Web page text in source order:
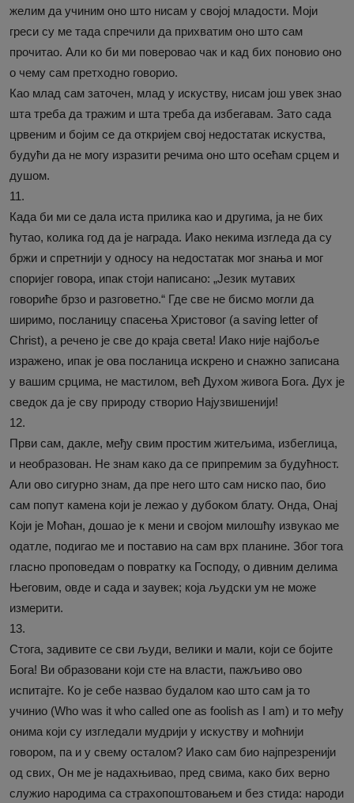
желим да учиним оно што нисам у својој младости. Моји
греси су ме тада спречили да прихватим оно што сам
прочитао. Али ко би ми поверовао чак и кад бих поновио оно
о чему сам претходно говорио.
Као млад сам заточен, млад у искуству, нисам још увек знао
шта треба да тражим и шта треба да избегавам. Зато сада
црвеним и бојим се да откријем свој недостатак искуства,
будући да не могу изразити речима оно што осећам срцем и
душом.
11.
Када би ми се дала иста прилика као и другима, ја не бих
ћутао, колика год да је награда. Иако некима изгледа да су
бржи и спретнији у односу на недостатак мог знања и мог
споријег говора, ипак стоји написано: „Језик мутавих
говориће брзо и разговетно.“ Где све не бисмо могли да
ширимо, посланицу спасења Христовог (a saving letter of
Christ), а речено је све до краја света! Иако није најбоље
изражено, ипак је ова посланица искрено и снажно записана
у вашим срцима, не мастилом, већ Духом живога Бога. Дух је
сведок да је сву природу створио Најузвишенији!
12.
Први сам, дакле, међу свим простим житељима, избеглица,
и необразован. Не знам како да се припремим за будућност.
Али ово сигурно знам, да пре него што сам ниско пао, био
сам попут камена који је лежао у дубоком блату. Онда, Онај
Који је Моћан, дошао је к мени и својом милошћу извукао ме
одатле, подигао ме и поставио на сам врх планине. Због тога
гласно проповедам о повратку ка Господу, о дивним делима
Његовим, овде и сада и заувек; која људски ум не може
измерити.
13.
Стога, задивите се сви људи, велики и мали, који се бојите
Бога! Ви образовани који сте на власти, пажљиво ово
испитајте. Ко је себе назвао будалом као што сам ја то
учинио (Who was it who called one as foolish as I am) и то међу
онима који су изгледали мудрији у искуству и моћнији
говором, па и у свему осталом? Иако сам био најпрезренији
од свих, Он ме је надахњивао, пред свима, како бих верно
служио народима са страхопоштовањем и без стида: народи